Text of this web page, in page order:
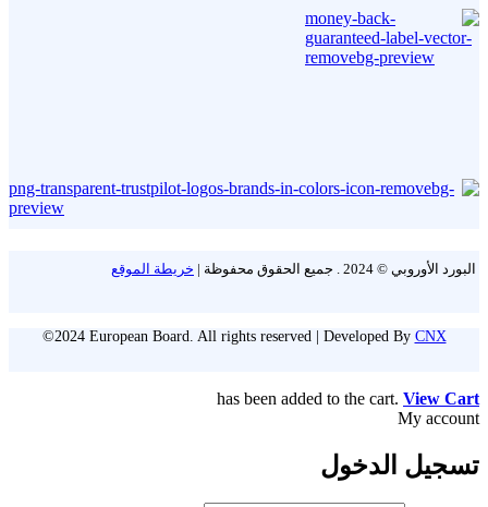
البورد الأوروبي © 2024 . جميع الحقوق محفوظة | خريطة الموقع
©2024 European Board. All rights reserved | Developed By CNX
has been added to the cart. View Cart
My account
تسجيل الدخول